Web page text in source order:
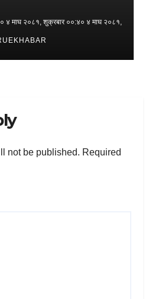
४ माघ २०८१, शुक्रबार ००:४० ४ माघ २०८१,
not be published. Required